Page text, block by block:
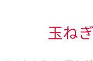
玉ね